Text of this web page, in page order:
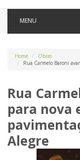
MENU
Home
Obras
Rua Carmelo Baroni
Rua
para nova
Alegre